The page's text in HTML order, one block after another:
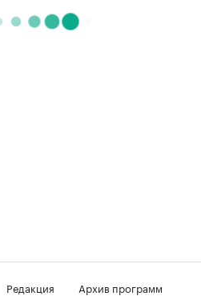
Редакция
Архив программ